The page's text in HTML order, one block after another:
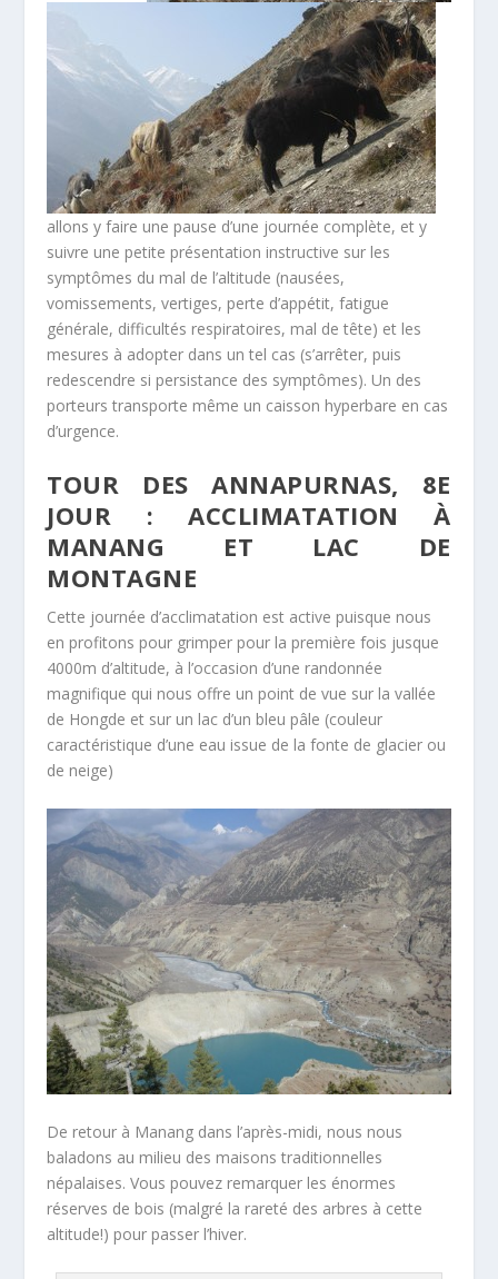
allons y faire une pause d’une journée complète, et y
suivre une petite présentation instructive sur les
symptômes du mal de l’altitude (nausées,
vomissements, vertiges, perte d’appétit, fatigue
générale, difficultés respiratoires, mal de tête) et les
mesures à adopter dans un tel cas (s’arrêter, puis
redescendre si persistance des symptômes). Un des
porteurs transporte même un caisson hyperbare en cas
d’urgence.
TOUR DES ANNAPURNAS, 8E
JOUR : ACCLIMATATION À
MANANG ET LAC DE
MONTAGNE
Cette journée d’acclimatation est active puisque nous
en profitons pour grimper pour la première fois jusque
4000m d’altitude, à l’occasion d’une randonnée
magnifique qui nous offre un point de vue sur la vallée
de Hongde et sur un lac d’un bleu pâle (couleur
caractéristique d’une eau issue de la fonte de glacier ou
de neige)
De retour à Manang dans l’après-midi, nous nous
baladons au milieu des maisons traditionnelles
népalaises. Vous pouvez remarquer les énormes
réserves de bois (malgré la rareté des arbres à cette
altitude!) pour passer l’hiver.